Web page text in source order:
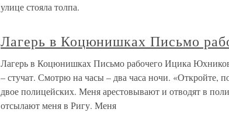
улице стояла толпа.
Лагерь в Коцюнишках Письмо
Лагерь в Коцюнишках Письмо рабочего Ицика
– стучат. Смотрю на часы – два часа ночи. «Откройте,
двое полицейских. Меня арестовывают и отводят в
отсылают меня в Ригу. Меня